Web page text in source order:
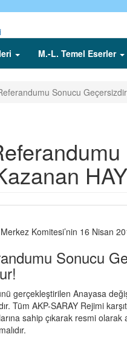
M.-L. Temel Eserler
Sonucu
Komitesi’nin 16 Nisan
Sonucu
gerçekleştirilen Anayasa
Tüm AKP-SARAY Rejimi
sahip çıkarak resmi olarak